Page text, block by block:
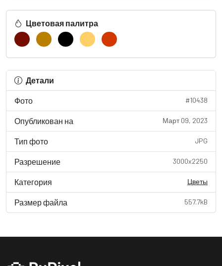
Цветовая палитра
Детали
Фото #10438
Опубликован на Март 09, 2023
Тип фото JPG
Разрешение 3000x2250
Категория Цветы
Размер файла 557.7kB